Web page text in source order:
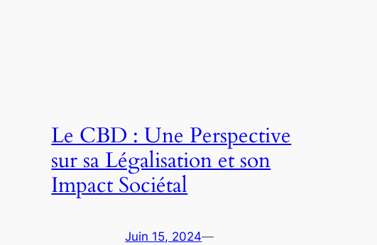
Le CBD : Une Perspective
sur sa Légalisation et son
Impact Sociétal
Juin 15, 2024—